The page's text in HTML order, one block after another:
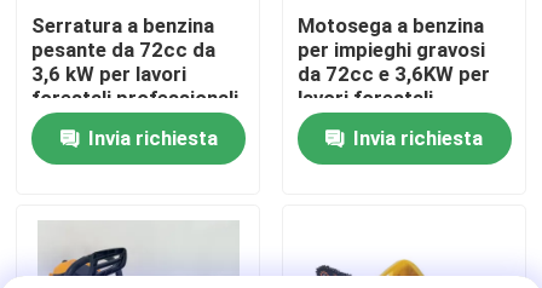
Chiedi un preventivo
Motosega della benzina
motosega elettrica
Serratura a benzina
pesante da 72cc da
3,6 kW per lavori
forestali professionali
Invia richiesta
Motosega a benzina
per impieghi gravosi
da 72cc e 3,6KW per
lavori forestali
professionali
Invia richiesta